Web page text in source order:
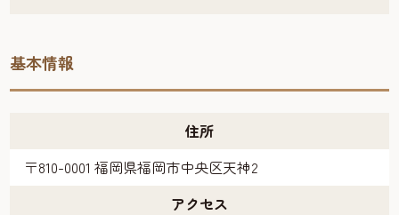
基本情報
住所
〒810-0001 福岡県福岡市中央区天神2
アクセス